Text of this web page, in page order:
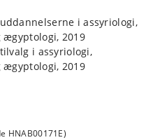
part of Approaches to
i assyriologi,
2019
i assyriologi,
2019
HNAB00171E)